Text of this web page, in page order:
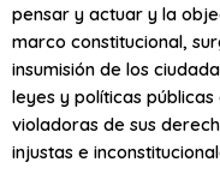
pensar y actuar y la
marco constitucional,
insumisión de los
leyes y políticas
violadoras de sus
injustas e